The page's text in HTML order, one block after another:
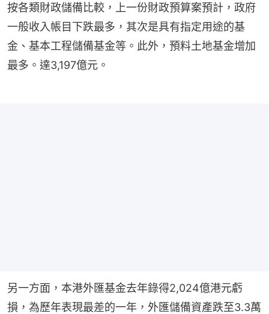
按各類財政儲備比較，上一份財政預算案預計，政府
一般收入帳目下跌最多，其次是具有指定用途的基
金、基本工程儲備基金等。此外，預料土地基金增加
最多。達3,197億元。
另一方面，本港外匯基金去年錄得2,024億港元虧
損，為歷年表現最差的一年，外匯儲備資產跌至3.3萬